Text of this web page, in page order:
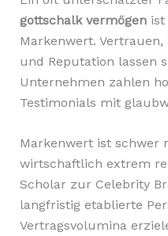
gottschalk vermögenist
Markenwert.
und Reputation lassen
Unternehmen zahlen
Testimonials mit
Markenwert ist schwer
wirtschaftlich extrem
Scholar zur Celebrity
langfristig etablierte
Vertragsvolumina